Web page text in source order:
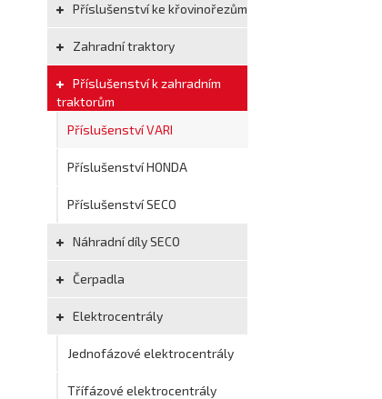
Příslušenství ke křovinořezům
Zahradní traktory
Příslušenství k zahradním
traktorům
Příslušenství VARI
Příslušenství HONDA
Příslušenství SECO
Náhradní díly SECO
Čerpadla
Elektrocentrály
Jednofázové elektrocentrály
Třífázové elektrocentrály